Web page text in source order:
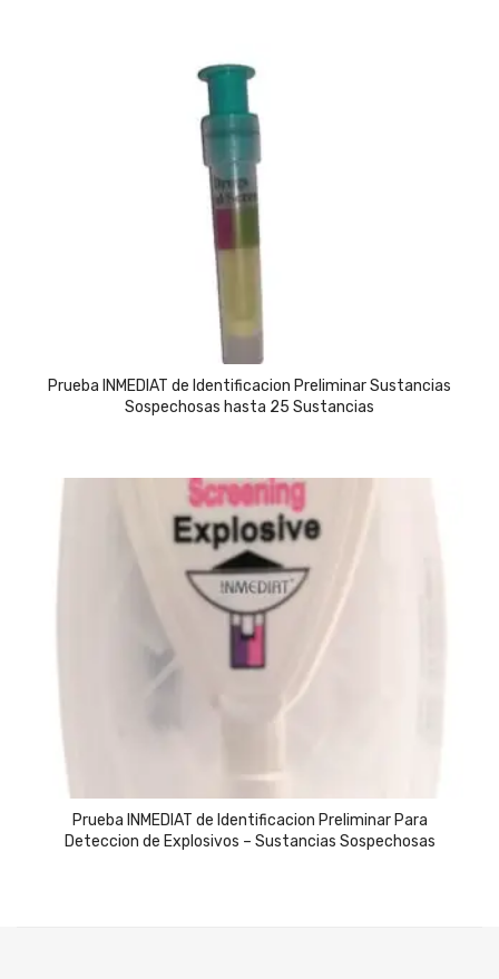
Prueba INMEDIAT de Identificacion Preliminar Sustancias
Sospechosas hasta 25 Sustancias
Prueba INMEDIAT de Identificacion Preliminar Para
Deteccion de Explosivos – Sustancias Sospechosas